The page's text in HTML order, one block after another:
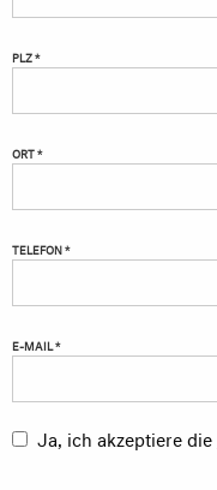
PLZ *
ORT *
TELEFON *
E-MAIL *
Ja, ich akzeptiere die